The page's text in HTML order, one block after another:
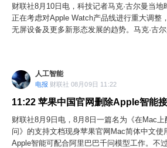
财联社8月10日电，科技记者马克·古尔曼当
正在考虑对Apple Watch产品线进行重大调整
无屏设备及更多新形态发展的趋势。马克·古
备、不同尺寸屏幕以及其他外观形态。据悉
向，同时也考虑推出定位更高端的机型以及比
产品。苹果还希望通过人工智能和健康功能升
增长。
人工智能
电报 财联社 08月09日 11:22
11:22 苹果中国官网删除Apple智能
财联社8月9日电，8月8日一篇名为《在Mac
问》的支持文档现身苹果官网Mac简体中文使
Apple智能可配合阿里巴巴千问模型工作。不